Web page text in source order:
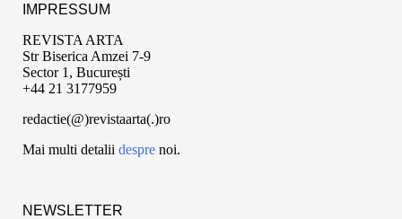
IMPRESSUM
REVISTA ARTA
Str Biserica Amzei 7-9
Sector 1, București
+44 21 3177959
redactie(@)revistaarta(.)ro
Mai multi detalii despre noi.
NEWSLETTER